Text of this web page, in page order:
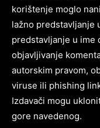
korištenje moglo
lažno predstavljanje
predstavljanje u ime
objavljivanje
autorskim pravom,
viruse ili phishing
Izdavači mogu
gore navedenog.